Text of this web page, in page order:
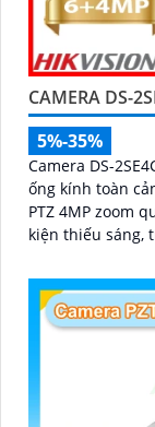
CAMERA DS-
5%-35%
Camera DS-
ống kính toàn
PTZ 4MP zoom quang 25X. Hỗ trợ
kiện thiếu sáng,
và chuẩn nén H